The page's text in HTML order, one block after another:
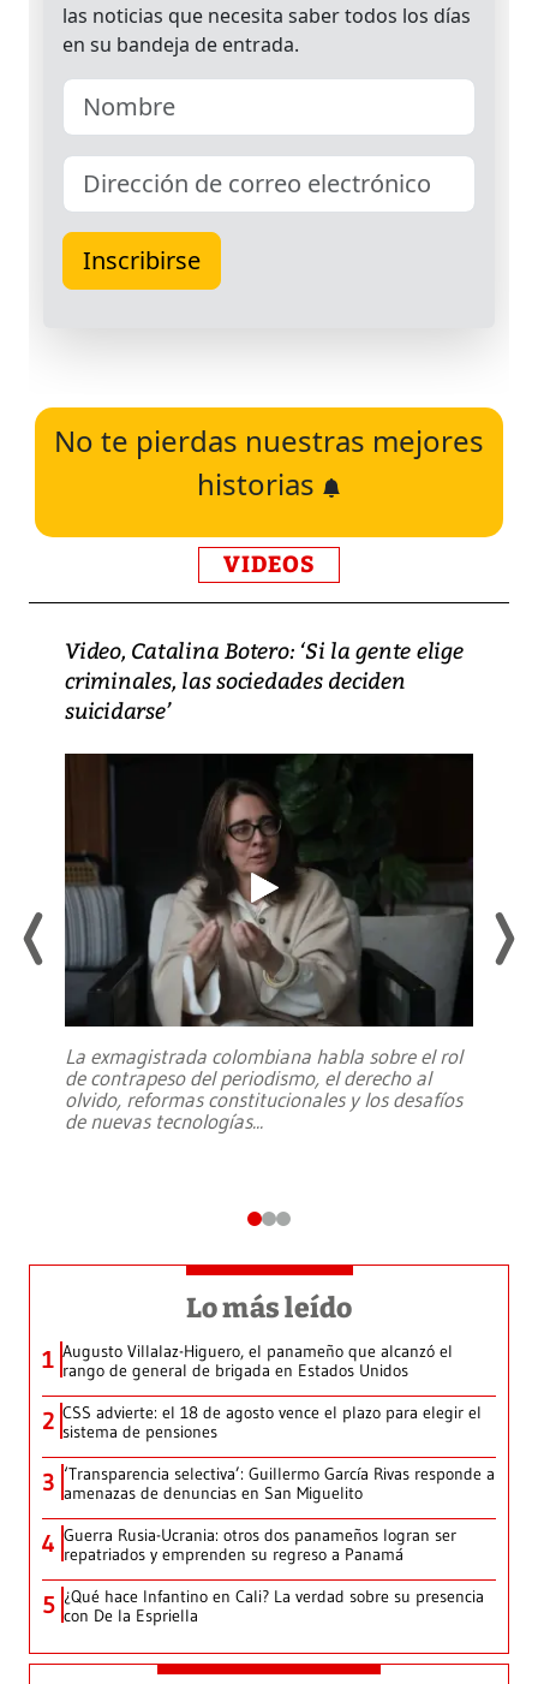
No te pierdas nuestras mejores
historias
VIDEOS
Video, Catalina Botero: ‘Si la gente elige
criminales, las sociedades deciden
suicidarse’
La exmagistrada colombiana habla sobre el rol
de contrapeso del periodismo, el derecho al
olvido, reformas constitucionales y los desafíos
de nuevas tecnologías...
Lo más leído
1 Augusto Villalaz-Higuero, el panameño que alcanzó el
rango de general de brigada en Estados Unidos
2 CSS advierte: el 18 de agosto vence el plazo para elegir el
sistema de pensiones
3 ‘Transparencia selectiva’: Guillermo García Rivas responde a
amenazas de denuncias en San Miguelito
4 Guerra Rusia-Ucrania: otros dos panameños logran ser
repatriados y emprenden su regreso a Panamá
5 ¿Qué hace Infantino en Cali? La verdad sobre su presencia
con De la Espriella